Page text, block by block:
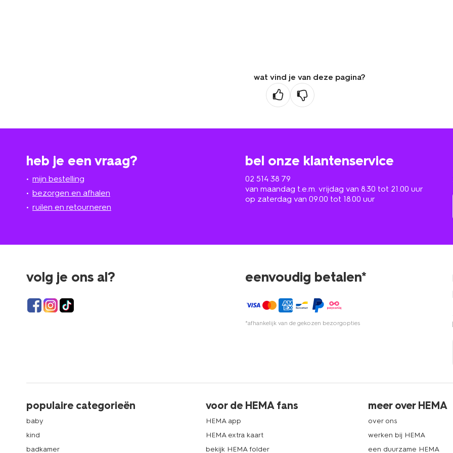
wat vind je van deze pagina?
heb je een vraag?
mijn bestelling
bezorgen en afhalen
ruilen en retourneren
bel onze klantenservice
02 514 38 79
van maandag t.e.m. vrijdag van 8.30 tot 21.00 uur
op zaterdag van 09.00 tot 18.00 uur
volg je ons al? eenvoudig betalen*
*afhankelijk van de gekozen bezorgopties
populaire categorieën
baby
kind
badkamer
voor de HEMA fans
HEMA app
HEMA extra kaart
bekijk HEMA folder
meer over HEMA
over ons
werken bij HEMA
een duurzame HEMA